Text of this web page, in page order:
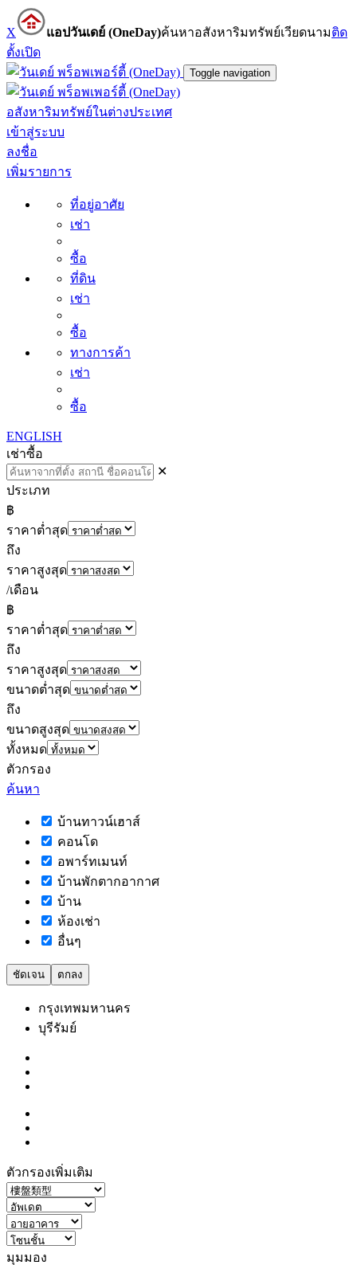
X แอปวันเดย์ (OneDay)ค้นหาอสังหาริมทรัพย์เวียดนามติด
ตั้งเปิด
Toggle navigation
อสังหาริมทรัพย์ในต่างประเทศ
เข้าสู่ระบบ
ลงชื่อ
เพิ่มรายการ
ที่อยู่อาศัย
เช่า
ซื้อ
ที่ดิน
เช่า
ซื้อ
ทางการค้า
เช่า
ซื้อ
ENGLISH
เช่าซื้อ
✕
ประเภท
฿
ราคาต่ำสุด
ถึง
ราคาสูงสุด
/เดือน
฿
ราคาต่ำสุด
ถึง
ราคาสูงสุด
ขนาดต่ำสุด
ถึง
ขนาดสูงสุด
ทั้งหมด
ตัวกรอง
ค้นหา
บ้านทาวน์เฮาส์
คอนโด
อพาร์ทเมนท์
บ้านพักตากอากาศ
บ้าน
ห้องเช่า
อื่นๆ
ชัดเจน ตกลง
กรุงเทพมหานคร
บุรีรัมย์
ตัวกรองเพิ่มเติม
มุมมอง